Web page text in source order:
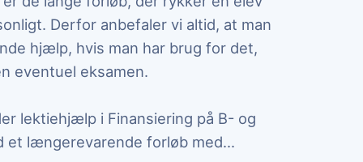
Derfor anbefaler vi altid, at man
hjælp, hvis man har brug for det,
eventuel eksamen.
lektiehjælp i Finansiering på B- og
et længerevarende forløb meden underviser fra
...